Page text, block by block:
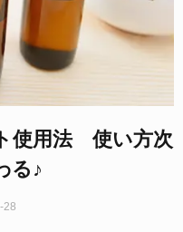
使用法 使い方次
る♪
28